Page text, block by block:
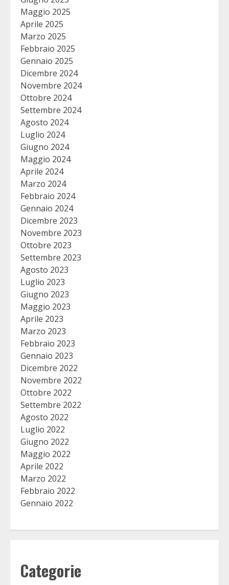
Maggio 2025
Aprile 2025
Marzo 2025
Febbraio 2025
Gennaio 2025
Dicembre 2024
Novembre 2024
Ottobre 2024
Settembre 2024
Agosto 2024
Luglio 2024
Giugno 2024
Maggio 2024
Aprile 2024
Marzo 2024
Febbraio 2024
Gennaio 2024
Dicembre 2023
Novembre 2023
Ottobre 2023
Settembre 2023
Agosto 2023
Luglio 2023
Giugno 2023
Maggio 2023
Aprile 2023
Marzo 2023
Febbraio 2023
Gennaio 2023
Dicembre 2022
Novembre 2022
Ottobre 2022
Settembre 2022
Agosto 2022
Luglio 2022
Giugno 2022
Maggio 2022
Aprile 2022
Marzo 2022
Febbraio 2022
Gennaio 2022
Categorie